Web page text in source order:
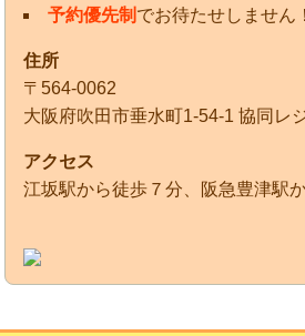
予約優先制 でお待たせしません！
住所
〒564-0062
大阪府吹田市垂水町1-54-1 協同レ
アクセス
江坂駅から徒歩７分、阪急豊津駅